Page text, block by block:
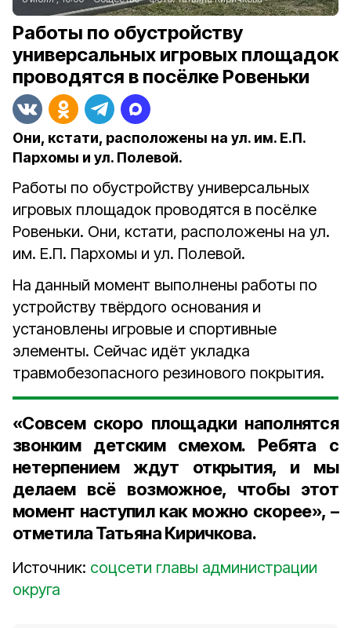
Работы по обустройству
универсальных игровых площадок
проводятся в посёлке Ровеньки
Они, кстати, расположены на ул. им. Е.П.
Пархомы и ул. Полевой.
Работы по обустройству универсальных
игровых площадок проводятся в посёлке
Ровеньки. Они, кстати, расположены на ул.
им. Е.П. Пархомы и ул. Полевой.
На данный момент выполнены работы по
устройству твёрдого основания и
установлены игровые и спортивные
элементы. Сейчас идёт укладка
травмобезопасного резинового покрытия.
«Совсем скоро площадки наполнятся
звонким детским смехом. Ребята с
нетерпением ждут открытия, и мы
делаем всё возможное, чтобы этот
момент наступил как можно скорее», –
отметила Татьяна Киричкова.
Источник: соцсети главы администрации
округа